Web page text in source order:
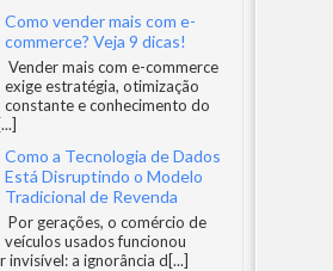
Como vender mais com e-
commerce? Veja 9 dicas!
Vender mais com e-commerce
exige estratégia, otimização
constante e conhecimento do
[...]
Como a Tecnologia de Dados
Está Disruptindo o Modelo
Tradicional de Revenda
Por gerações, o comércio de
veículos usados funcionou
invisível: a ignorância d[...]